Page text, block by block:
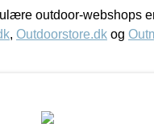
outdoor-webshops
, Outdoorstore.dk og